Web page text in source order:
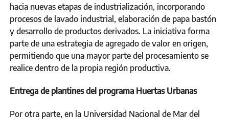
hacia nuevas etapas de industrialización, incorporando
procesos de lavado industrial, elaboración de papa bastón
y desarrollo de productos derivados. La iniciativa forma
parte de una estrategia de agregado de valor en origen,
permitiendo que una mayor parte del procesamiento se
realice dentro de la propia región productiva.
Entrega de plantines del programa Huertas Urbanas
Por otra parte, en la Universidad Nacional de Mar del